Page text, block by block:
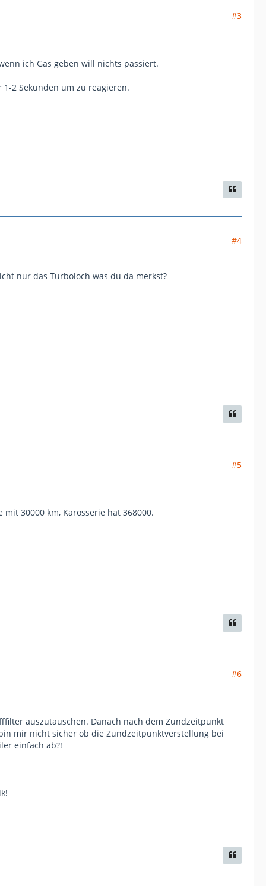
#3
ich Gas geben will nichts passiert.
2 Sekunden um zu reagieren.
#4
nur das Turboloch was du da merkst?
#5
30000 km, Karosserie hat 368000.
#6
auszutauschen. Danach nach dem Zündzeitpunkt
mir nicht sicher ob die Zündzeitpunktverstellung bei
einfach ab?!